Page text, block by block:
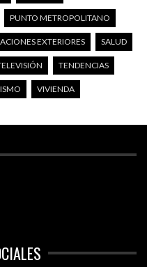
PUNTO METROPOLITANO
EXTERIORES SALUD
TENDENCIAS
VIVIENDA